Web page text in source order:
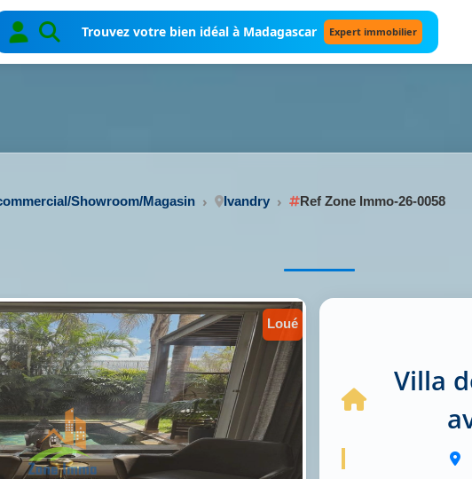
Trouvez votre bien idéal à Madagascar Expert immobilier
Showroom/Magasin Ivandry Ref Zone Immo-26-0058
loué
Villa